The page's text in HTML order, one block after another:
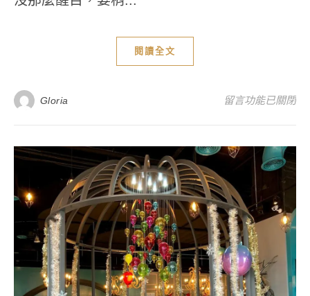
閱讀全文
Gloria 在〈【高雄鳯山
留言功能已關閉